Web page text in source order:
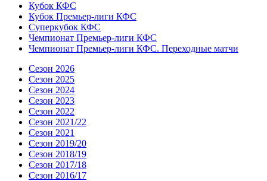
Кубок КФС
Кубок Премьер-лиги КФС
Суперкубок КФС
Чемпионат Премьер-лиги КФС
Чемпионат Премьер-лиги КФС. Переходные матчи
Сезон 2026
Сезон 2025
Сезон 2024
Сезон 2023
Сезон 2022
Сезон 2021/22
Сезон 2021
Сезон 2019/20
Сезон 2018/19
Сезон 2017/18
Сезон 2016/17